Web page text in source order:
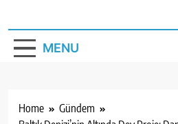
MENU
Home
Gündem